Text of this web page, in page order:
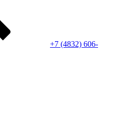
+7 (4832) 606-